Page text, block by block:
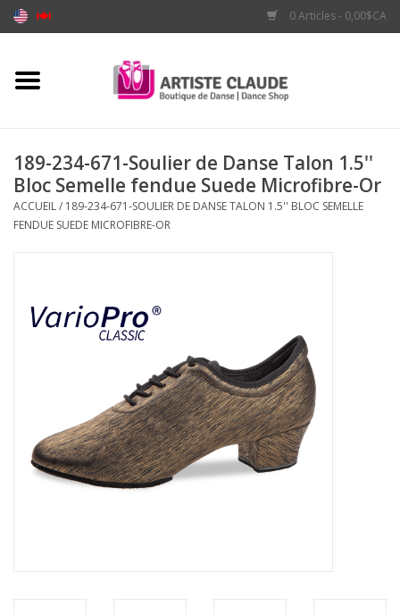
0 Articles - 0,00$CA
Accueil
Vêtements
189-234-671-Soulier de Danse Talon 1.5''
Bloc Semelle fendue Suede Microfibre-Or
ACCUEIL/ 189-234-671-SOULIER DE DANSE TALON 1.5'' BLOC SEMELLE
FENDUE SUEDE MICROFIBRE-OR